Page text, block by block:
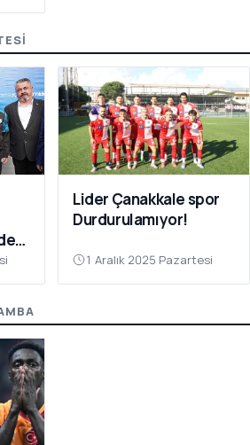
Lider Çanakkale spor
Durdurulamıyor!
1 Aralık 2025 Pazartesi